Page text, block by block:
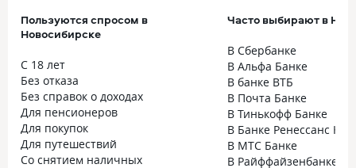
Пользуются спросом в
Новосибирске
С 18 лет
Без отказа
Без справок о доходах
Для пенсионеров
Для покупок
Для путешествий
Со снятием наличных
Часто выбирают в
В Сбербанке
В Альфа Банке
В банке ВТБ
В Почта Банке
В Тинькофф Банке
В Банке Ренессанс
В МТС Банке
В Райффайзенбанке